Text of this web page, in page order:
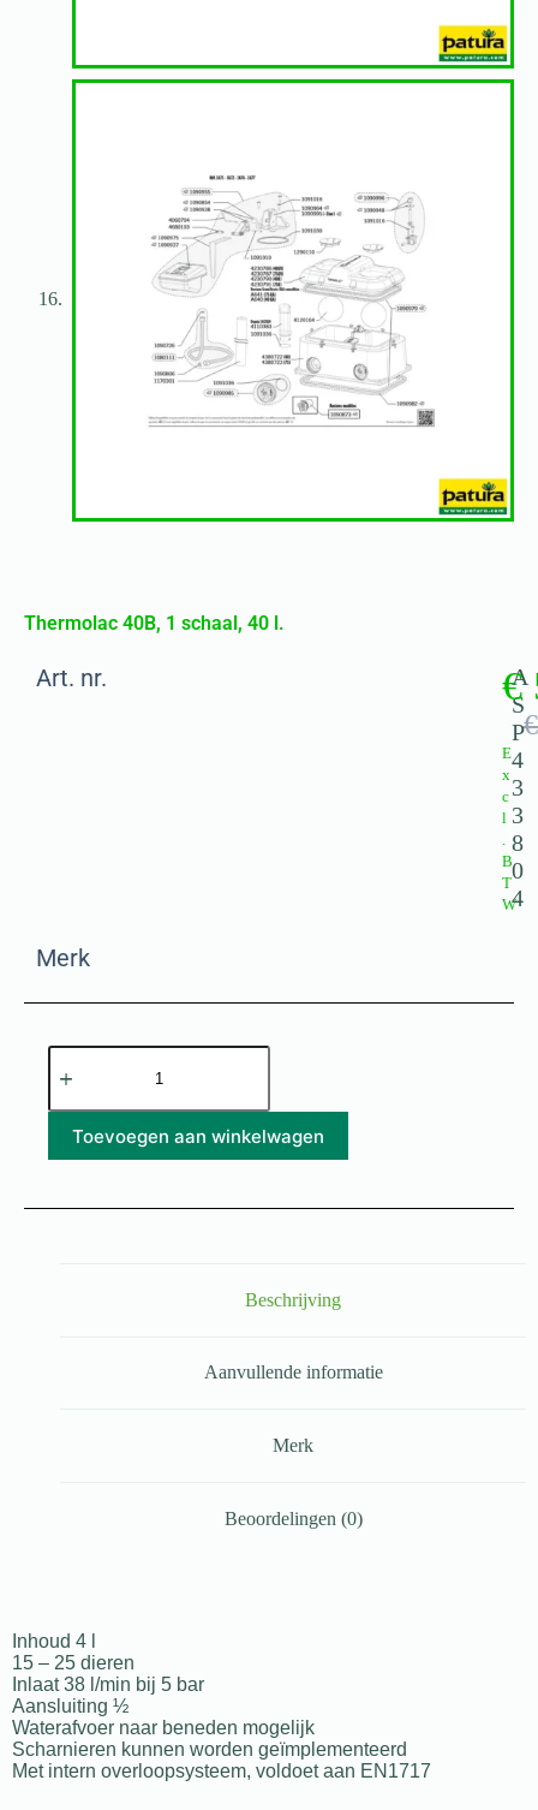
Thermolac 40B, 1 schaal, 40 l.
Art. nr.
A
S
P
4
3
3
8
0
4
€
€
E
x
c
l
.
B
T
W
Merk
Toevoegen aan winkelwagen
Beschrijving
Aanvullende informatie
Merk
Beoordelingen (0)
Inhoud 4 l
15 – 25 dieren
Inlaat 38 l/min bij 5 bar
Aansluiting ½
Waterafvoer naar beneden mogelijk
Scharnieren kunnen worden geïmplementeerd
Met intern overloopsysteem, voldoet aan EN1717